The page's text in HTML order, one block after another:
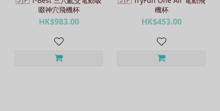
啜神穴飛機杯
HK$983.00
機杯
HK$453.00